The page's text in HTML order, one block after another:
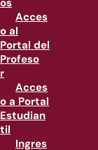
os
Acces
o al
Portal del
Profeso
r
Acces
o a Portal
Estudian
til
Ingres